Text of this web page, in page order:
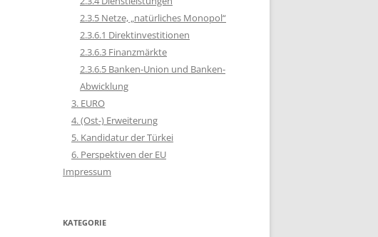
2.3.5 Netze, „natürliches Monopol“
2.3.6.1 Direktinvestitionen
2.3.6.3 Finanzmärkte
2.3.6.5 Banken-Union und Banken-
Abwicklung
3. EURO
4. (Ost-) Erweiterung
5. Kandidatur der Türkei
6. Perspektiven der EU
Impressum
KATEGORIE